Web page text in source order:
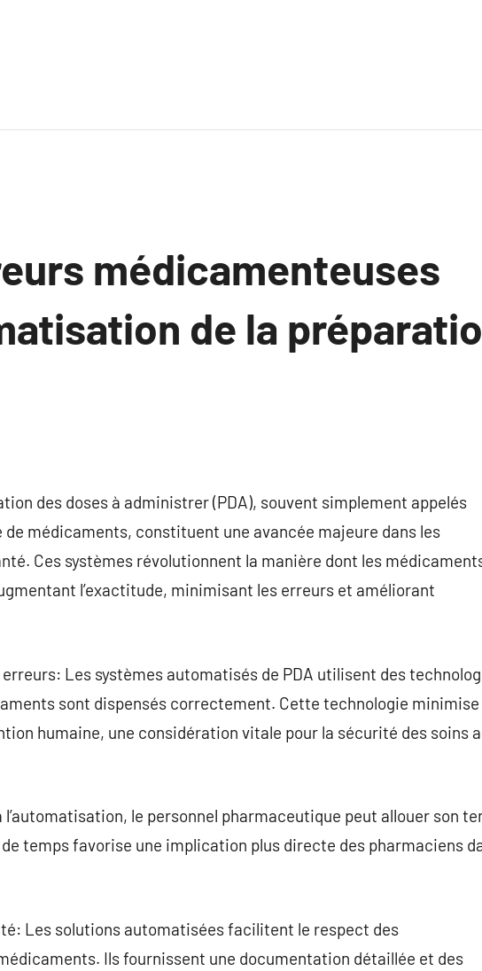
médicamenteuses
de la
des doses à administrer (PDA), souvent simplement appelés
médicaments, constituent une avancée majeure dans les
Ces systèmes révolutionnent la manière dont les
l’exactitude, minimisant les erreurs et améliorant
Les systèmes automatisés de PDA utilisent des
sont dispensés correctement. Cette technologie minimise
humaine, une considération vitale pour la sécurité des soins
le personnel pharmaceutique peut allouer son
temps favorise une implication plus directe des pharmaciens
Les solutions automatisées facilitent le respect des
Ils fournissent une documentation détaillée et des